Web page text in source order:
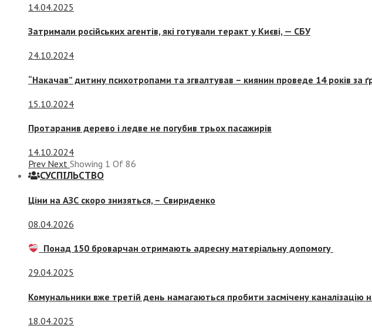
14.04.2025
Затримали російських агентів, які готували теракт у Києві, — СБУ
24.10.2024
“Накачав” дитину психотропами та згвалтував – киянин проведе 14 років за
15.10.2024
Протаранив дерево і ледве не погубив трьох пасажирів
14.10.2024
Prev Next Showing 1 Of 86
СУСПIЛЬСТВО
Ціни на АЗС скоро знизяться, – Свириденко
08.04.2026
Понад 150 броварчан отримають адресну матеріальну допомогу
29.04.2025
Комунальники вже третій день намагаються пробити засмічену каналізацію
18.04.2025